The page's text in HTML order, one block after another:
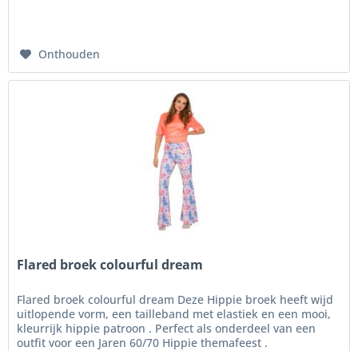
Onthouden
Flared broek colourful dream
Flared broek colourful dream Deze Hippie broek heeft wijd
uitlopende vorm, een tailleband met elastiek en een mooi,
kleurrijk hippie patroon . Perfect als onderdeel van een
outfit voor een Jaren 60/70 Hippie themafeest .